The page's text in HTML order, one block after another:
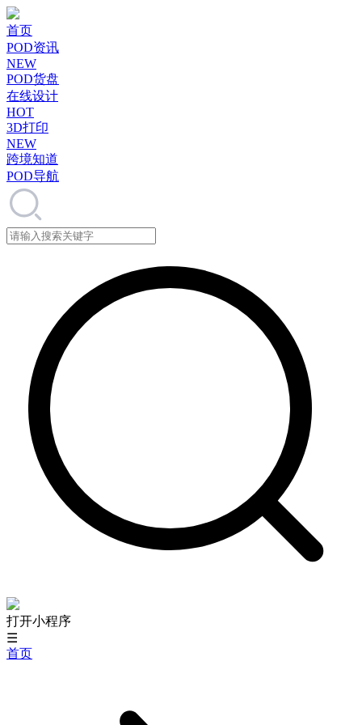
首页
POD资讯
NEW
POD货盘
在线设计
HOT
3D打印
NEW
跨境知道
POD导航
打开小程序
☰
首页